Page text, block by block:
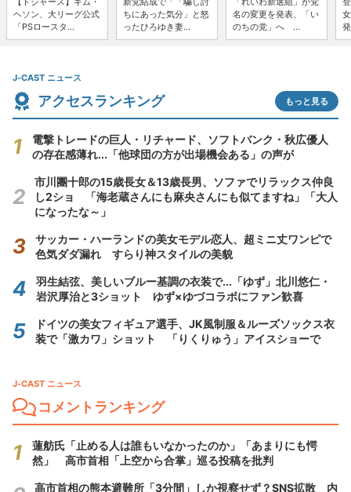
ヘソン、大リーグ公式
「PSロースタ...
ちにあった気分」と怒
ったひろゆき妻...
名の変更を発表、「い
のちの党」へ ...
J-CAST ニュース
アクセスランキング もっと見る
電撃トレードの巨人・リチャード、ソフトバンク・秋広優人
の存在感薄れ...「他球団の方が出場機会ある」の声が
市川團十郎の15歳長女＆13歳長男、ソファでリラックス仲良
し2ショ 「海老蔵さんにも麻央さんにも似てますね」「大人
になったな～」
サッカー・ハーランドの美女モデル恋人、超ミニ丈ワンピで
色気ダダ漏れ すらり神スタイルの美貌
羽生結弦、美しいブルー基調の衣装で...「ゆず」北川悠仁・
岩沢厚治と3ショット ゆず×ゆづコラボにファン歓喜
ドイツの美女フィギュア選手、JK風制服＆ルーズソックス衣
装で「激カワ」ショット 「りくりゅう」アイスショーで
J-CAST ニュース
コメントランキング
蓮舫氏「止める人は誰もいなかったのか」「あまりにも愕
然」 高市首相「上空から合掌」巡る投稿を批判
高市首相の熊本避難所「3分間」しか視察せず？SNS拡散 内